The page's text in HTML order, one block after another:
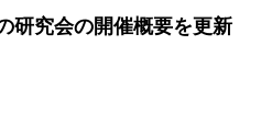
研究会の開催概要を更新